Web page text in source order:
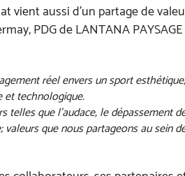
vient aussi d’un partage de
PDG de LANTANA
réel envers un sport
et technologique.
telles que l’audace, le dépassement
valeurs que nous partageons au sein